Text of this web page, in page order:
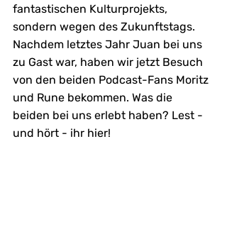
fantastischen Kulturprojekts,
sondern wegen des Zukunftstags.
Nachdem letztes Jahr Juan bei uns
zu Gast war, haben wir jetzt Besuch
von den beiden Podcast-Fans Moritz
und Rune bekommen. Was die
beiden bei uns erlebt haben? Lest -
und hört - ihr hier!